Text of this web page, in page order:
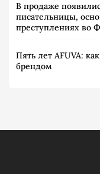
В продаже
писательницы,
преступлениях во
Пять лет AFUVA:
брендом